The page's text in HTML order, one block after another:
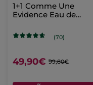
1+1 Comme Une
Evidence Eau de
(70)
49,90€ 99,80€